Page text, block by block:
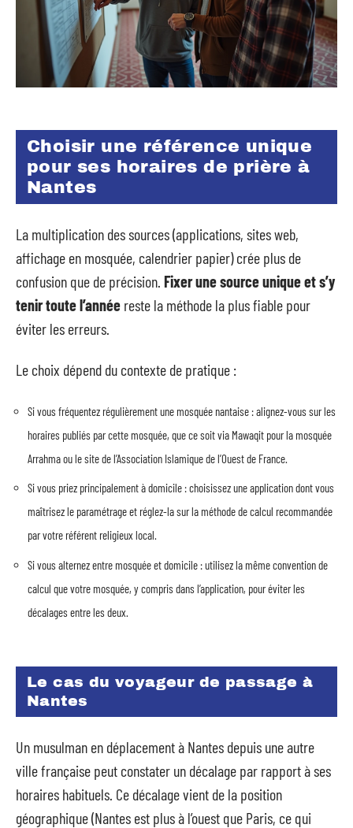
Choisir une référence unique
pour ses horaires de prière à
Nantes
La multiplication des sources (applications, sites web,
affichage en mosquée, calendrier papier) crée plus de
confusion que de précision. Fixer une source unique et s’y
tenir toute l’année reste la méthode la plus fiable pour
éviter les erreurs.
Le choix dépend du contexte de pratique :
Si vous fréquentez régulièrement une mosquée nantaise : alignez-vous sur les
horaires publiés par cette mosquée, que ce soit via Mawaqit pour la mosquée
Arrahma ou le site de l’Association Islamique de l’Ouest de France.
Si vous priez principalement à domicile : choisissez une application dont vous
maîtrisez le paramétrage et réglez-la sur la méthode de calcul recommandée
par votre référent religieux local.
Si vous alternez entre mosquée et domicile : utilisez la même convention de
calcul que votre mosquée, y compris dans l’application, pour éviter les
décalages entre les deux.
Le cas du voyageur de passage à
Nantes
Un musulman en déplacement à Nantes depuis une autre
ville française peut constater un décalage par rapport à ses
horaires habituels. Ce décalage vient de la position
géographique (Nantes est plus à l’ouest que Paris, ce qui